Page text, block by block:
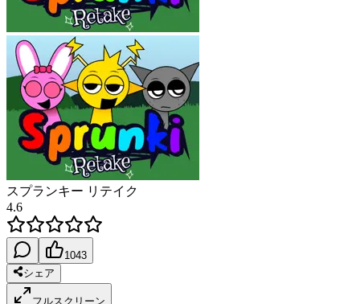
スプランキー リテイク
4.6
1043
シェア
フルスクリーン